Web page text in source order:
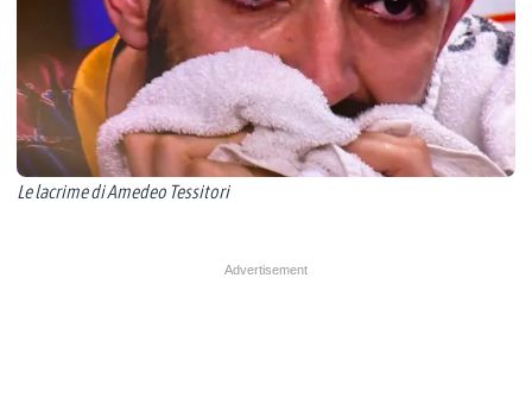
Le lacrime di Amedeo Tessitori